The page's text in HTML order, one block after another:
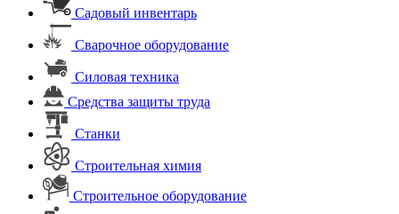
Садовый инвентарь
Сварочное оборудование
Силовая техника
Средства защиты труда
Станки
Строительная химия
Строительное оборудование